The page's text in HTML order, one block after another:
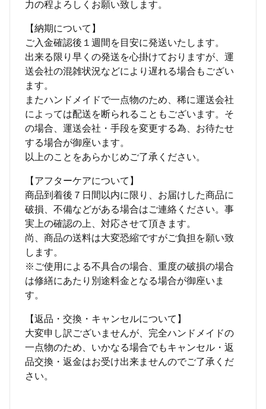
力の程よろしくお願い致します。
【納期について】
ご入金確認後１週間を目安に発送いたします。
出来る限り早くの発送を心掛けておりますが、運
送会社の混雑状況などにより遅れる場合もござい
ます。
またハンドメイドで一点物のため、稀に運送会社
によっては配送を断られることもございます。そ
の場合、運送会社・手段を変更する為、お待たせ
する場合が御座います。
以上のことをあらかじめご了承ください。
【アフターケアについて】
商品到着後７日間以内に限り、お届けした商品に
破損、不備などがある場合はご連絡ください。事
実上の確認の上、対応させて頂きます。
尚、商品の送料は大変恐縮ですがご負担を願い致
します。
※ご使用による不具合の場合、重度の破損の場合
は修繕にあたり別途料金となる場合が御座いま
す。
【返品・交換・キャンセルについて】
大変申し訳ございませんが、完全ハンドメイドの
一点物のため、いかなる場合でもキャンセル・返
品交換・返金はお受け出来ませんのでご了承くだ
さい。